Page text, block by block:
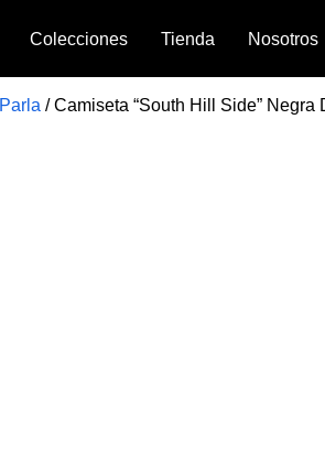
Colecciones Tienda Nosotros
Parla / Camiseta “South Hill Side” Negra